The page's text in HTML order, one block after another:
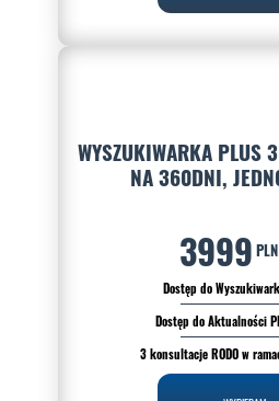
WYSZUKIWARKA PLUS
NA 360DNI,
3999
Dostęp do
Dostęp do Aktualności
3 konsultacje RODO w